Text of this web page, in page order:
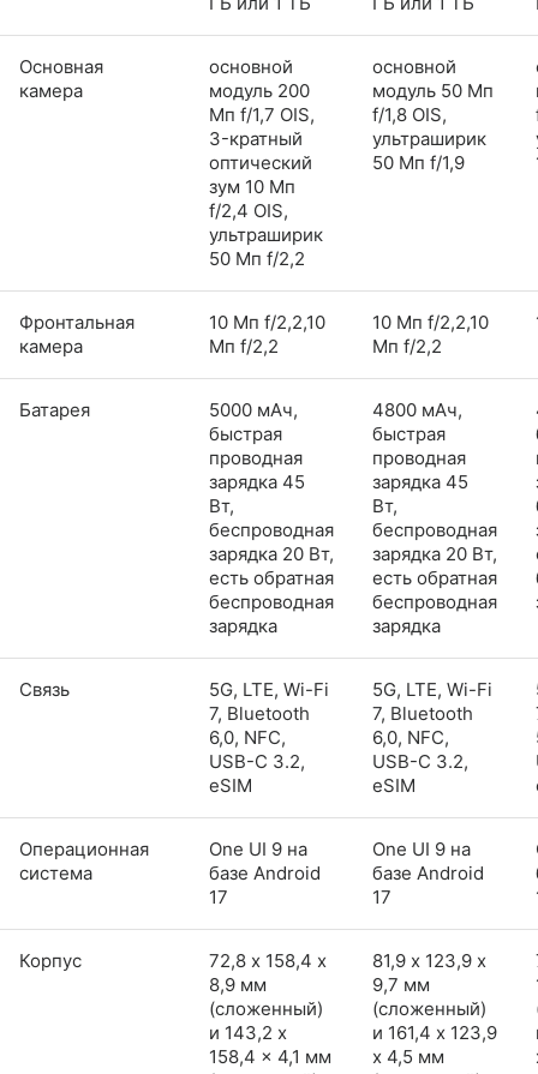
Основная
камера
основной
модуль 200
Мп f/1,7 OIS,
3-кратный
оптический
зум 10 Мп
f/2,4 OIS,
ультраширик
50 Мп f/2,2
основной
модуль 50 Мп
f/1,8 OIS,
ультраширик
50 Мп f/1,9
Фронтальная
камера
10 Мп f/2,2,10
Мп f/2,2
10 Мп f/2,2,10
Мп f/2,2
Батарея
5000 мАч,
быстрая
проводная
зарядка 45
Вт,
беспроводная
зарядка 20 Вт,
есть обратная
беспроводная
зарядка
4800 мАч,
быстрая
проводная
зарядка 45
Вт,
беспроводная
зарядка 20 Вт,
есть обратная
беспроводная
зарядка
Связь
5G, LTE, Wi-Fi
7, Bluetooth
6,0, NFC,
USB-C 3.2,
eSIM
5G, LTE, Wi-Fi
7, Bluetooth
6,0, NFC,
USB-C 3.2,
eSIM
Операционная
система
One UI 9 на
базе Android
17
One UI 9 на
базе Android
17
Корпус
72,8 х 158,4 х
8,9 мм
(сложенный)
и 143,2 x
158,4 x 4,1 мм
81,9 х 123,9 х
9,7 мм
(сложенный)
и 161,4 x 123,9
x 4,5 мм